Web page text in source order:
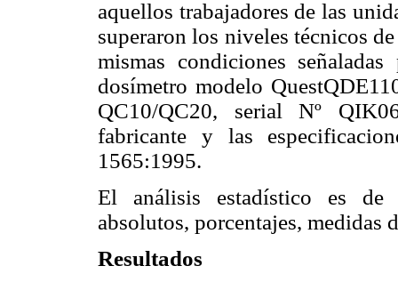
aquellos trabajadores de las
superaron los niveles técnicos
mismas condiciones
dosímetro modelo
QC10/QC20, serial Nº
fabricante y las
1565:1995.
El análisis estadístico es de
absolutos, porcentajes, medidas
Resultados